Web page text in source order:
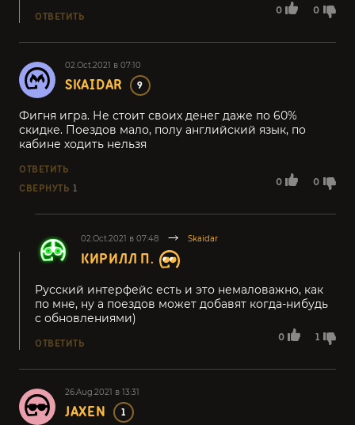
0 0
ОТВЕТИТЬ
02.Oct.2021 в 07:10
SKAIDAR 9
0 0
Фигня игра. Не стоит своих денег даже по 60%
скидке. Поездов мало, полу английский язык, по
кабине ходить нельзя
ОТВЕТИТЬ
СВЕРНУТЬ 1
02.Oct.2021 в 07:48 Skaidar
КИРИЛЛ П.
0 1
Русский интерфейс есть и это немаловажно, как
по мне, ну а поездов может добавят когда-нибудь
с обновлениями)
ОТВЕТИТЬ
26.Aug.2021 в 13:31
JAXEN 1